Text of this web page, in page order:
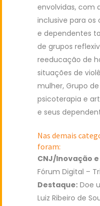
envolvidas, com
inclusive para os
e dependentes
de grupos
reeducação de
situações de
mulher, Grupo
psicoterapia e
e seus
Nas demais
foram:
CNJ/Inovação
Fórum Digital –
Destaque: Doe
Luiz Ribeiro de